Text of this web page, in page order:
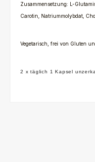
Zusammensetzung: L-
Carotin, Natriummolybdat,
Vegetarisch, frei von Gluten
2 x täglich 1 Kapsel